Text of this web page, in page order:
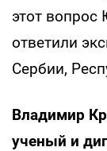
этот
ответили
Сербии,
Владимир
ученый и